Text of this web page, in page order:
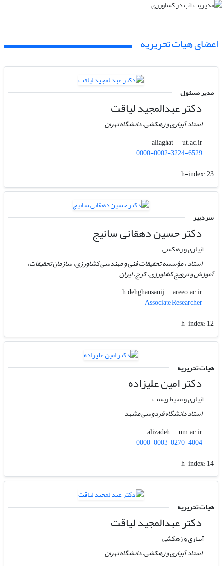
اعضای هیات تحریریه
مدیر مسئول
دکتر عبدالمجید لیاقت
استاد آبیاری و زهکشی، دانشگاه تهران
aliaghat
ut.ac.ir
0000-0002-3224-6529
h-index:23
سردبیر
دکتر حسین دهقانی سانیج
آبیاری و زهکشی
استاد ، مؤسسه تحقیقات فنی و مهندسی کشاورزی، سازمان تحقیقات،
آموزش و ترویج کشاورزی، کرج، ایران
h.dehghansanij
areeo.ac.ir
Associate Researcher
h-index:12
هیات تحریریه
دکتر امین علیزاده
آبیاری و محیط زیست
استاد دانشگاه فردوسی مشهد
alizadeh
um.ac.ir
0000-0003-0270-4004
h-index:14
هیات تحریریه
دکتر عبدالمجید لیاقت
آبیاری و زهکشی
استاد آبیاری و زهکشی، دانشگاه تهران